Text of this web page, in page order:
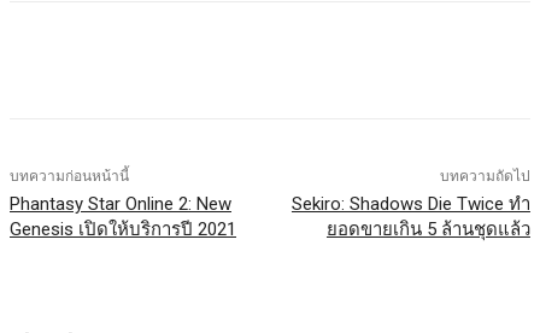
บทความก่อนหน้านี้
Phantasy Star Online 2: New
Genesis เปิดให้บริการปี 2021
บทความถัดไป
Sekiro: Shadows Die Twice ทำ
ยอดขายเกิน 5 ล้านชุดแล้ว